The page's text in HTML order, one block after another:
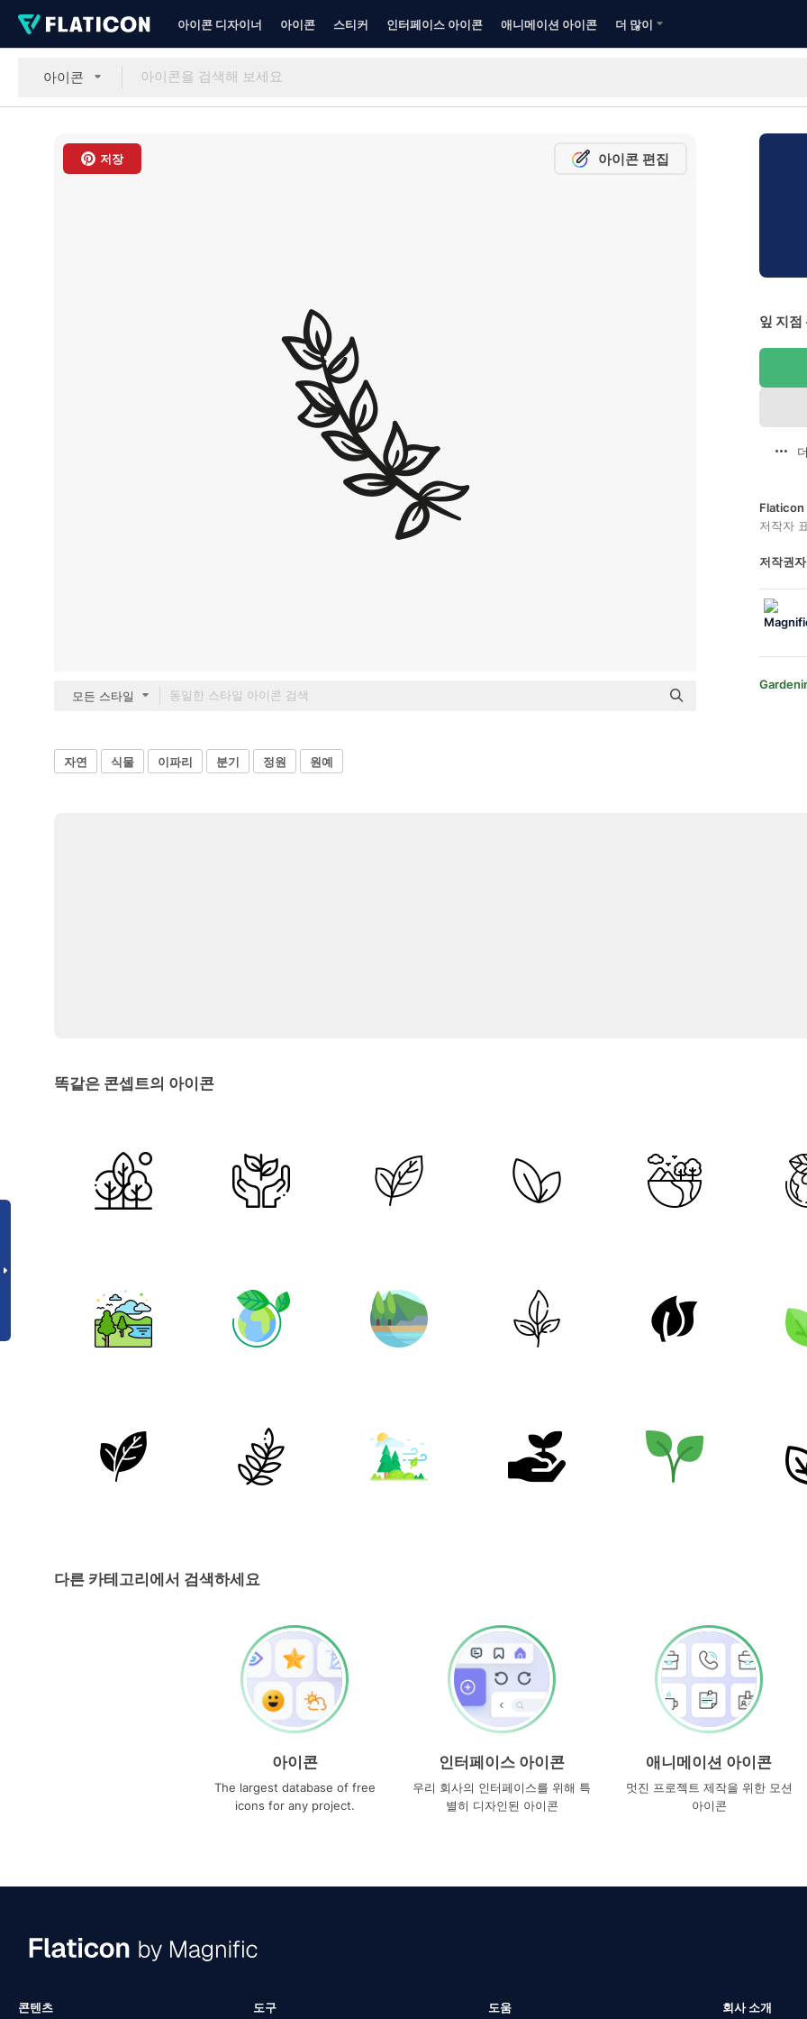
아이콘 디자이너 아이콘 스티커 인터페이스 아이콘 애니메이션 아이콘 더 많이
아이콘
저장 아이콘 편집
모든 스타일
잎 지점
Flaticon
저작자
저작권
자연 식물 이파리 분기 정원 원예
똑같은 콘셉트의 아이콘
다른 카테고리에서 검색하세요
아이콘
The largest database of free
icons for any project.
인터페이스 아이콘
우리 회사의 인터페이스를 위해 특
별히 디자인된 아이콘
애니메이션 아이콘
멋진 프로젝트 제작을 위한 모션
아이콘
콘텐츠 도구 도움 회사 소개